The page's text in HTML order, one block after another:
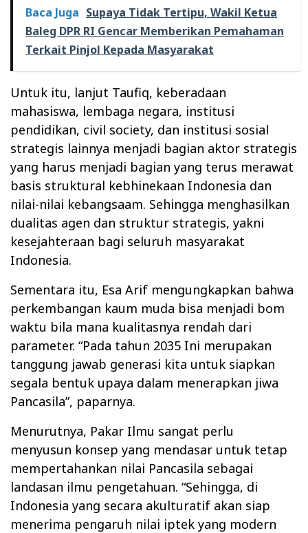
Baca Juga Supaya Tidak Tertipu, Wakil Ketua
Baleg DPR RI Gencar Memberikan Pemahaman
Terkait Pinjol Kepada Masyarakat
Untuk itu, lanjut Taufiq, keberadaan
mahasiswa, lembaga negara, institusi
pendidikan, civil society, dan institusi sosial
strategis lainnya menjadi bagian aktor strategis
yang harus menjadi bagian yang terus merawat
basis struktural kebhinekaan Indonesia dan
nilai-nilai kebangsaam. Sehingga menghasilkan
dualitas agen dan struktur strategis, yakni
kesejahteraan bagi seluruh masyarakat
Indonesia.
Sementara itu, Esa Arif mengungkapkan bahwa
perkembangan kaum muda bisa menjadi bom
waktu bila mana kualitasnya rendah dari
parameter. “Pada tahun 2035 Ini merupakan
tanggung jawab generasi kita untuk siapkan
segala bentuk upaya dalam menerapkan jiwa
Pancasila”, paparnya.
Menurutnya, Pakar Ilmu sangat perlu
menyusun konsep yang mendasar untuk tetap
mempertahankan nilai Pancasila sebagai
landasan ilmu pengetahuan. “Sehingga, di
Indonesia yang secara akulturatif akan siap
menerima pengaruh nilai iptek yang modern